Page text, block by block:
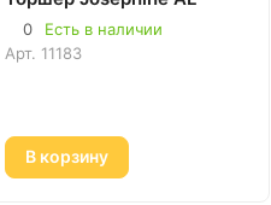
0
Есть в наличии
Арт. 11183
В корзину